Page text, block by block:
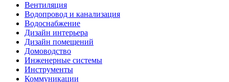
Вентиляция
Водопровод и канализация
Водоснабжение
Дизайн интерьера
Дизайн помещений
Домоводство
Инженерные системы
Инструменты
Коммуникации